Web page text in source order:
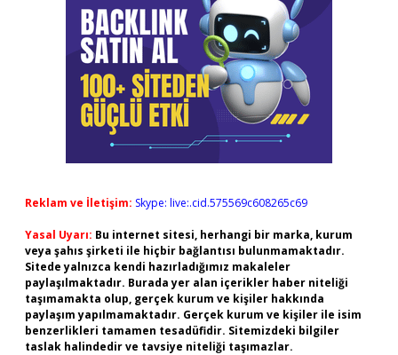
Reklam ve İletişim: Skype: live:.cid.575569c608265c69
Yasal Uyarı: Bu internet sitesi, herhangi bir marka, kurum
veya şahıs şirketi ile hiçbir bağlantısı bulunmamaktadır.
Sitede yalnızca kendi hazırladığımız makaleler
paylaşılmaktadır. Burada yer alan içerikler haber niteliği
taşımamakta olup, gerçek kurum ve kişiler hakkında
paylaşım yapılmamaktadır. Gerçek kurum ve kişiler ile isim
benzerlikleri tamamen tesadüfidir. Sitemizdeki bilgiler
taslak halindedir ve tavsiye niteliği taşımazlar.